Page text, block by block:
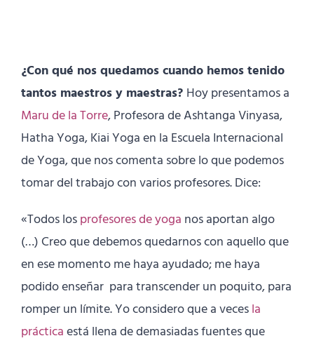
¿Con qué nos quedamos cuando hemos tenido
tantos maestros y maestras? Hoy presentamos a
Maru de la Torre, Profesora de Ashtanga Vinyasa,
Hatha Yoga, Kiai Yoga en la Escuela Internacional
de Yoga, que nos comenta sobre lo que podemos
tomar del trabajo con varios profesores. Dice:
«Todos losprofesores de yoga nos aportan algo
(…) Creo que debemos quedarnos con aquello que
en ese momento me haya ayudado; me haya
podido enseñar para transcender un poquito, para
romper un límite. Yo considero que a vecesla
prácticaestá llena de demasiadas fuentes que